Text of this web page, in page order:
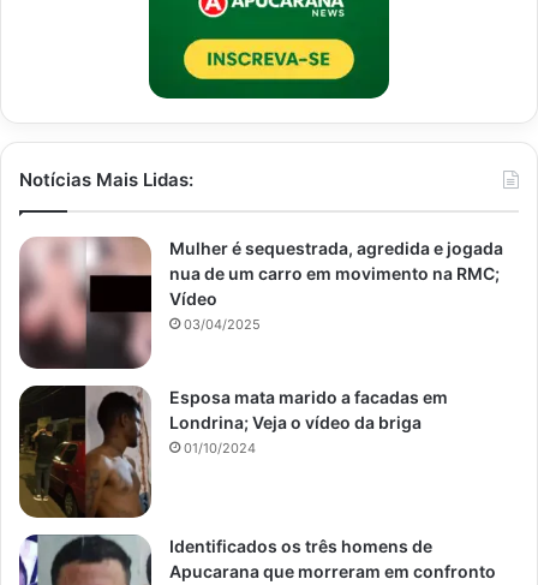
Notícias Mais Lidas:
Mulher é sequestrada, agredida e jogada
nua de um carro em movimento na RMC;
Vídeo
03/04/2025
Esposa mata marido a facadas em
Londrina; Veja o vídeo da briga
01/10/2024
Identificados os três homens de
Apucarana que morreram em confronto